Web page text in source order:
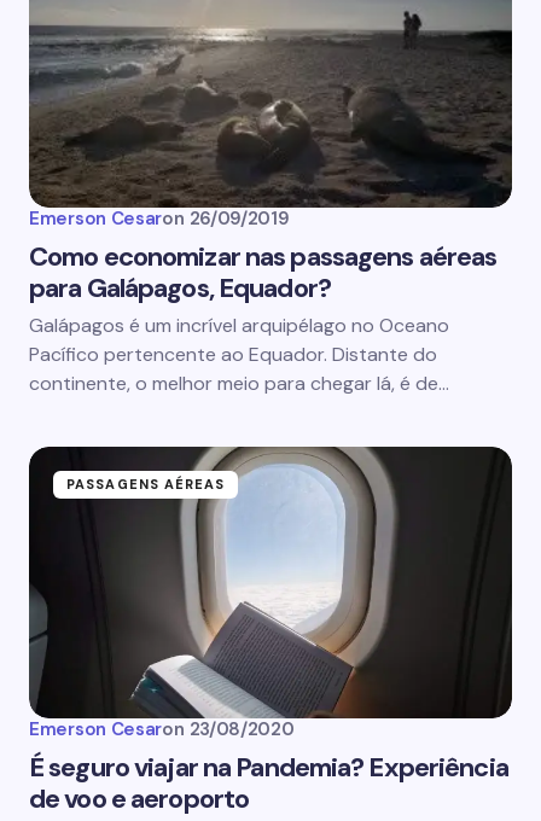
Emerson Cesaron 26/09/2019
Como economizar nas passagens aéreas
para Galápagos, Equador?
Galápagos é um incrível arquipélago no Oceano
Pacífico pertencente ao Equador. Distante do
continente, o melhor meio para chegar lá, é de…
PASSAGENS AÉREAS
Emerson Cesaron 23/08/2020
É seguro viajar na Pandemia? Experiência
de voo e aeroporto